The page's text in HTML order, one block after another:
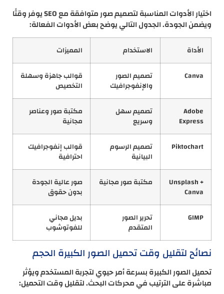
اختيار الأدوات المناسبة لتصميم صور متوافقة مع SEO يوفر وقتًا
ويضمن الجودة. الجدول التالي يوضح بعض الأدوات الفعالة:
الأداة الاستخدام المميزات
Canva
تصميم الصور
والإنفوجرافيك
قوالب جاهزة وسهلة
التخصيص
Adobe
Express
تصميم سهل
وسريع
مكتبة صور وعناصر
مجانية
Piktochart
تصميم الرسوم
البيانية
قوالب إنفوجرافيك
احترافية
Unsplash +
Canva
مكتبة صور مجانية
صور عالية الجودة
بدون حقوق
GIMP
تحرير الصور
المتقدم
بديل مجاني
للفوتوشوب
نصائح لتقليل وقت تحميل الصور الكبيرة الحجم
تحميل الصور الكبيرة بسرعة أمر حيوي لتجربة المستخدم ويؤثر
مباشرة على الترتيب في محركات البحث. لتقليل وقت التحميل: